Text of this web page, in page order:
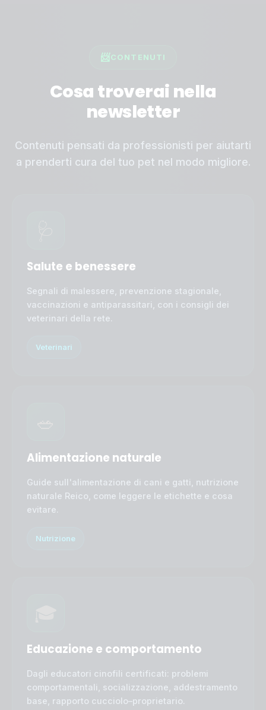
📨CONTENUTI
Cosa troverai nella
newsletter
Contenuti pensati da professionisti per aiutarti
a prenderti cura del tuo pet nel modo migliore.
Salute e benessere
Segnali di malessere, prevenzione stagionale,
vaccinazioni e antiparassitari, con i consigli dei
veterinari della rete.
Veterinari
Alimentazione naturale
Guide sull'alimentazione di cani e gatti, nutrizione
naturale Reico, come leggere le etichette e cosa
evitare.
Nutrizione
Educazione e comportamento
Dagli educatori cinofili certificati: problemi
comportamentali, socializzazione, addestramento
base, rapporto cucciolo–proprietario.